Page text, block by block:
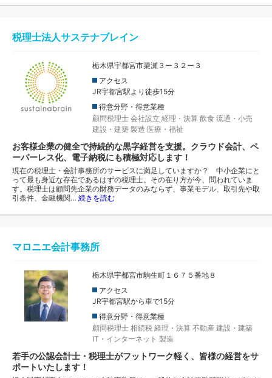
税理士法人サステナブレイン
栃木県宇都宮市簗瀬３ー３２ー３
アクセス
JR宇都宮駅より徒歩15分
得意分野・得意業種
顧問税理士 会社設立 経理・決算 飲食 流通・小売
建設・建築 製造 医療・福祉
お客様企業の健全で持続的な黒字経営を支援。クラウド会計、ペ
ーパーレス化、電子納税にも積極対応します！
現在の税理士・会計事務所のサービスに満足していますか？ 中小企業にと
って最も身近な存在であるはずの税理士。その在り方が今、問われていま
す。税理士は顧問先企業の財務データのみならず、事業モデル、取引先や取
引条件、金融機関… 続きを読む
マロニエ会計事務所
栃木県宇都宮市駒生町１６７５番地８
アクセス
JR宇都宮駅から車で15分
得意分野・得意業種
顧問税理士 相続税 経理・決算 不動産 建設・建築
IT・インターネット 製造
若手の公認会計士・税理士がフットワーク軽く、皆様の経営をサ
ポートいたします！